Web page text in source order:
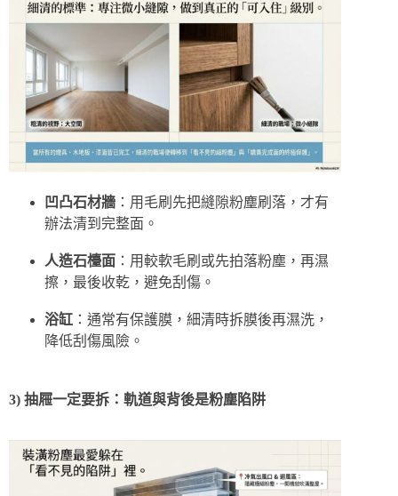
凹凸石材牆 ：用毛刷先把縫隙粉塵刷落，才有
辦法清到完整面。
人造石檯面 ：用較軟毛刷或先拍落粉塵，再濕
擦，最後收乾，避免刮傷。
浴缸 ：通常有保護膜，細清時拆膜後再濕洗，
降低刮傷風險。
3) 抽屜一定要拆：軌道與背後是粉塵陷阱